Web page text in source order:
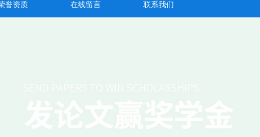
誉资质 在线留言 联系我们